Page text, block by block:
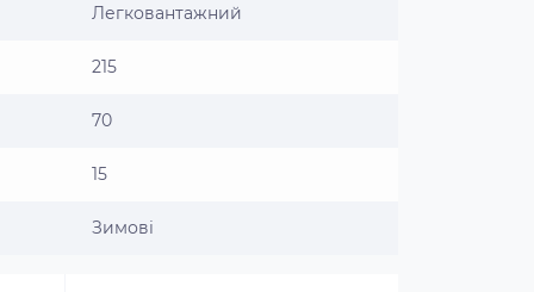
Легковантажний
215
70
15
Зимові